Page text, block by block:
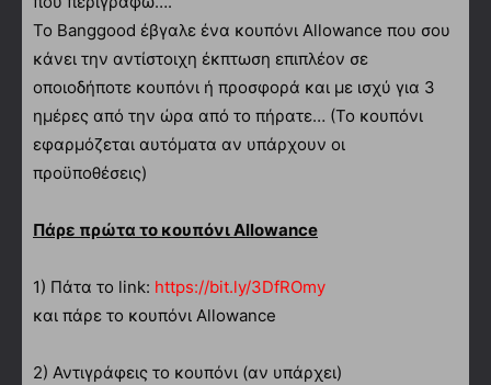
Το Banggood έβγαλε ένα κουπόνι Allowance που σου
κάνει την αντίστοιχη έκπτωση επιπλέον σε
οποιοδήποτε κουπόνι ή προσφορά και με ισχύ για 3
ημέρες από την ώρα από το πήρατε… (Το κουπόνι
εφαρμόζεται αυτόματα αν υπάρχουν οι
προϋποθέσεις)
Πάρε πρώτα το κουπόνι Allowance
1) Πάτα το link: https://bit.ly/3DfROmy
και πάρε το κουπόνι Allowance
2) Αντιγράφεις το κουπόνι (αν υπάρχει)